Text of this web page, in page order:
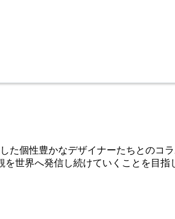
た個性豊かなデザイナーたちとのコ
世界へ発信し続けていくことを目指